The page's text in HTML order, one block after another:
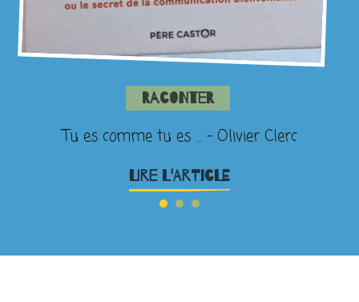
Raconter
Tu es comme tu es … – Olivier Clerc
LIRE L'ARTICLE